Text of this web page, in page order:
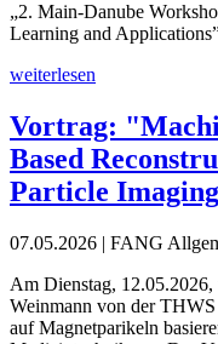
„2. Main-Danube
Learning and
weiterlesen
Vortrag:
Based
Particle
07.05.2026 | FANG
Am Dienstag,
Weinmann von der
auf Magnetparikeln